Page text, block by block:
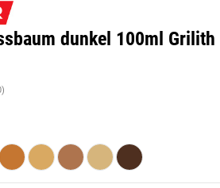
dunkel 100ml Grilith